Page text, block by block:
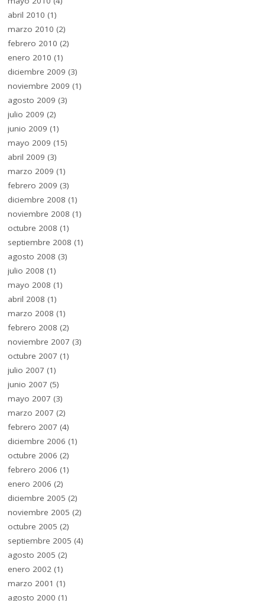
abril 2010 (1)
marzo 2010 (2)
febrero 2010 (2)
enero 2010 (1)
diciembre 2009 (3)
noviembre 2009 (1)
agosto 2009 (3)
julio 2009 (2)
junio 2009 (1)
mayo 2009 (15)
abril 2009 (3)
marzo 2009 (1)
febrero 2009 (3)
diciembre 2008 (1)
noviembre 2008 (1)
octubre 2008 (1)
septiembre 2008 (1)
agosto 2008 (3)
julio 2008 (1)
mayo 2008 (1)
abril 2008 (1)
marzo 2008 (1)
febrero 2008 (2)
noviembre 2007 (3)
octubre 2007 (1)
julio 2007 (1)
junio 2007 (5)
mayo 2007 (3)
marzo 2007 (2)
febrero 2007 (4)
diciembre 2006 (1)
octubre 2006 (2)
febrero 2006 (1)
enero 2006 (2)
diciembre 2005 (2)
noviembre 2005 (2)
octubre 2005 (2)
septiembre 2005 (4)
agosto 2005 (2)
enero 2002 (1)
marzo 2001 (1)
agosto 2000 (1)